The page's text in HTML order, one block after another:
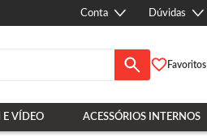
Conta Dúvidas
Favoritos
E VÍDEO ACESSÓRIOS INTERNOS